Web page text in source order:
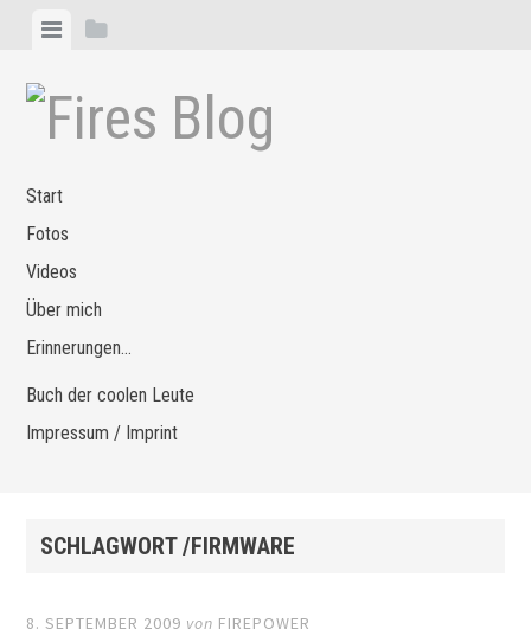
Zum
springen
MenüSeitenleiste
Start
Fotos
Videos
Über mich
Erinnerungen…
Buch der coolen Leute
Impressum / Imprint
SCHLAGWORT /FIRMWARE
8. SEPTEMBER 2009 von FIREPOWER